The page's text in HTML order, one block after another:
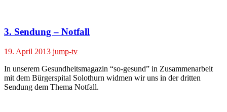
3. Sendung – Notfall
19. April 2013 jump-tv
In unserem Gesundheitsmagazin “so-gesund” in Zusammenarbeit
mit dem Bürgerspital Solothurn widmen wir uns in der dritten
Sendung dem Thema Notfall.